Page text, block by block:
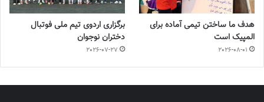
هدف ما ساختن تیمی آماده برای
المپیک است
2026-08-01
برگزاری اردوی تیم ملی فوتبال
دختران نوجوان
2026-07-27